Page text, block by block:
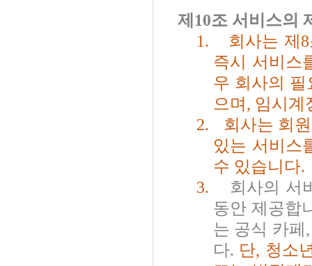
제 10조 서비스의
1.
회사는 제 8
즉시 서비스
우 회사의
으며 , 임시계
2.
회사는 회
있는 서비스
수 있습니다.
3.
회사의 서
동안 제공합
는 공식 카페
다. 단, 청소